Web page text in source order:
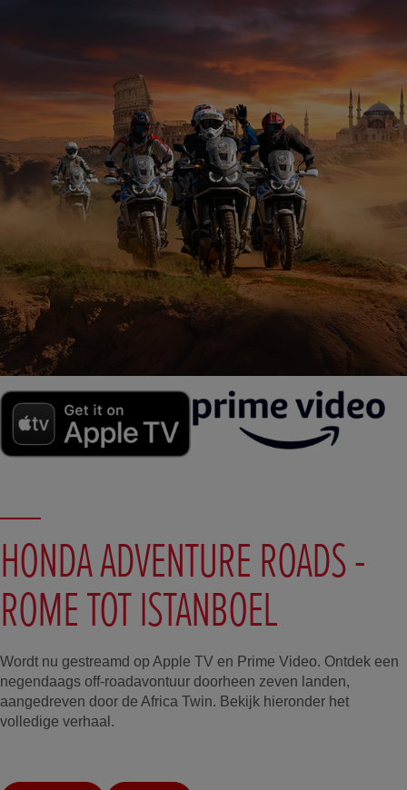
HONDA ADVENTURE ROADS -
ROME TOT ISTANBOEL
Wordt nu gestreamd op Apple TV en Prime Video. Ontdek een
negendaags off-roadavontuur doorheen zeven landen,
aangedreven door de Africa Twin. Bekijk hieronder het
volledige verhaal.